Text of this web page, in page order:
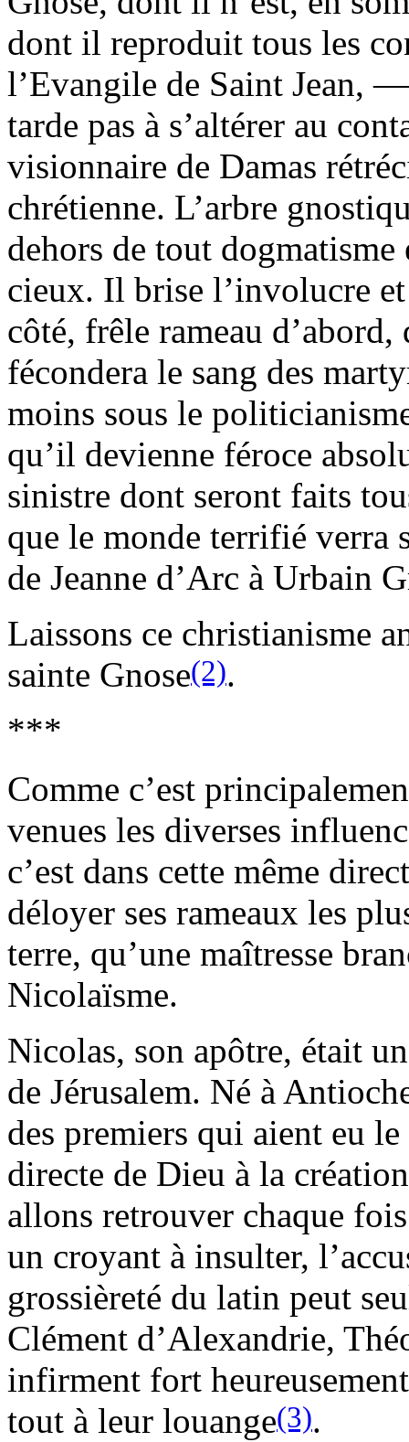
dont il reproduit tous les
l’Evangile de Saint Jean,
tarde pas à s’altérer au
visionnaire de Damas
chrétienne. L’arbre
dehors de tout
cieux. Il brise l’involucre
côté, frêle rameau
fécondera le sang des
moins sous le
qu’il devienne féroce
sinistre dont seront faits
que le monde terrifié verra
de Jeanne d’Arc à Urbain
Laissons ce christianisme
sainte Gnose(2).
***
Comme c’est
venues les diverses
c’est dans cette même
déloyer ses rameaux les
terre, qu’une maîtresse
Nicolaïsme.
Nicolas, son apôtre, était
de Jérusalem. Né à
des premiers qui aient eu
directe de Dieu à la
allons retrouver chaque
un croyant à insulter,
grossièreté du latin peut
Clément d’Alexandrie,
infirment fort
tout à leur louange(3).